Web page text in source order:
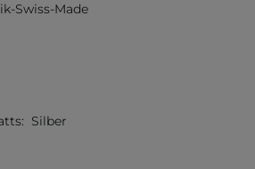
Swiss-Made
Silber